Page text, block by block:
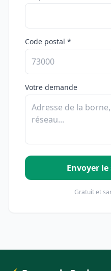
Code postal *
Votre demande
Envoyer
Gratuit et